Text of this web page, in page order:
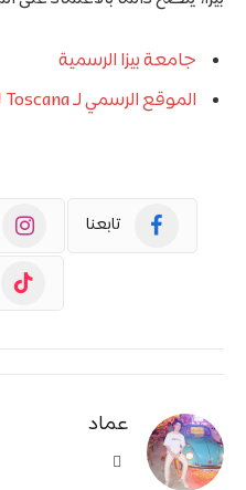
جامعة بيزا الرسمية
الموقع الرسمي لـ DSU Toscana
تابعنا
عماد